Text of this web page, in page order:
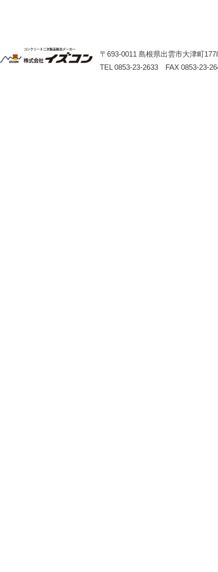
〒693-0011 島根県出雲市大津町
TEL 0853-23-2633 FAX 0853-23-